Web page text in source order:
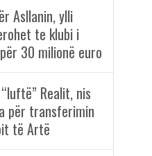
Asllanin, ylli
te klubi i
30 milionë euro
Realit, nis
për transferimin
të Artë